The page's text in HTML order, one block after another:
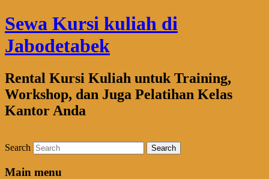
Sewa Kursi kuliah di
Jabodetabek
Rental Kursi Kuliah untuk Training,
Workshop, dan Juga Pelatihan Kelas
Kantor Anda
Search
Main menu